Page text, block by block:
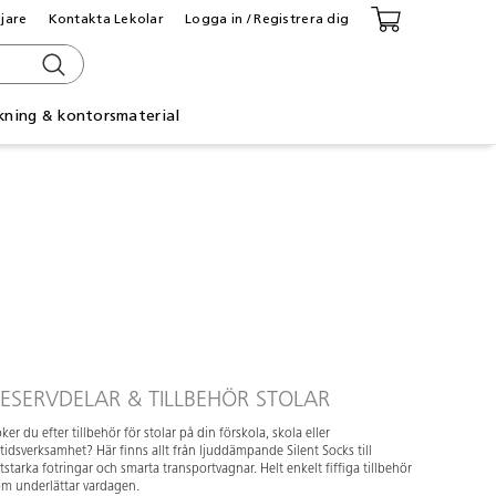
& kontorsmaterial
Kontakta Lekolar Logga in / Registrera dig
& TILLBEHÖR STOLAR
du efter tillbehör för stolar på din förskola, skola eller
Här finns allt från ljuddämpande Silent Socks till
fotringar och smarta transportvagnar. Helt enkelt fiffiga tillbehör
underlättar vardagen.